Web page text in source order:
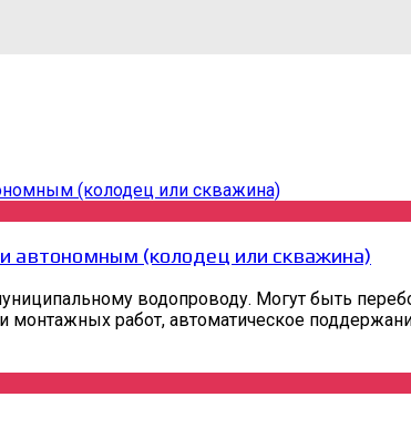
автономным (колодец или скважина)
водопроводу. Могут быть
работ, автоматическое